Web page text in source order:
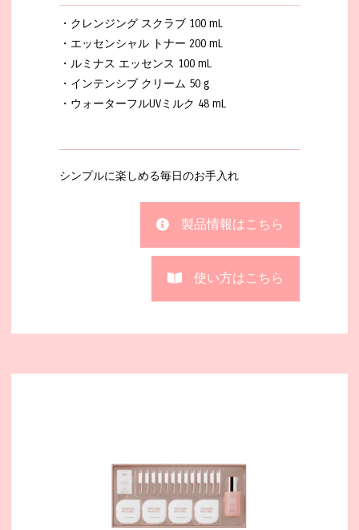
・クレンジング スクラブ 100 mL
・エッセンシャル トナー 200 mL
・ルミナス エッセンス 100 mL
・インテンシブ クリーム 50 g
・ウォーターフルUVミルク 48 mL
シンプルに楽しめる毎日のお手入れ
製品情報はこちら
使い方はこちら